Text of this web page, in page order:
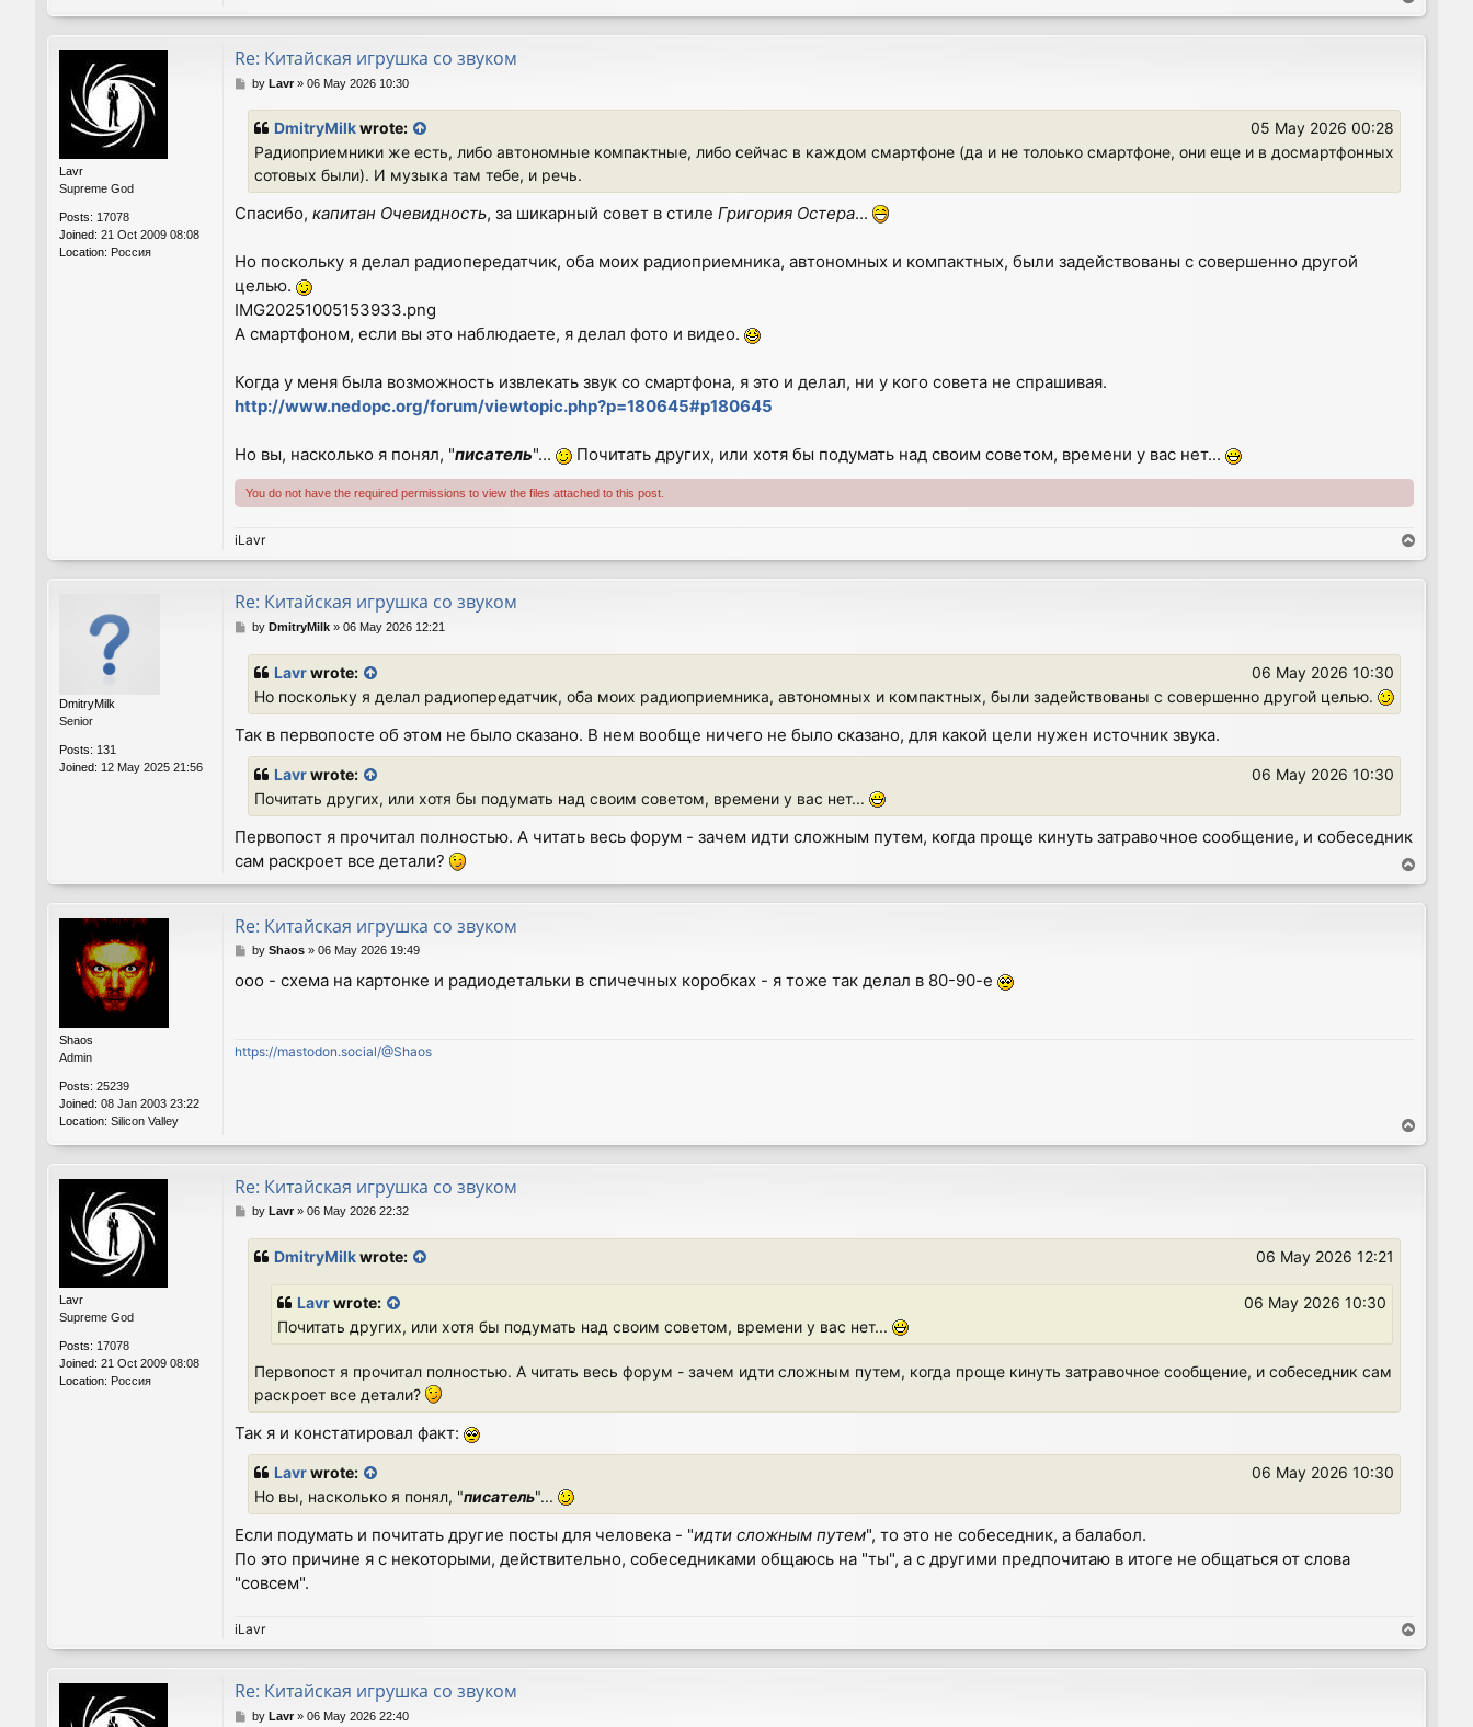
o
p
Lavr
Supreme God
Posts: 17078
Joined: 21 Oct 2009 08:08
Location: Россия
Re: Китайская игрушка со звуком
Pby Lavr» 06 May 2026 10:30
DmitryMilkwrote:
05 May 2026 00:28
Радиоприемники же есть, либо автономные компактные, либо сейчас в каждом смартфоне (да и не толоько смартфоне, они еще и в досмартфонных
сотовых были). И музыка там тебе, и речь.
Спасибо, капитан Очевидность, за шикарный совет в стиле Григория Остера...
Но поскольку я делал радиопередатчик, оба моих радиоприемника, автономных и компактных, были задействованы с совершенно другой
целью.
IMG20251005153933.png
А смартфоном, если вы это наблюдаете, я делал фото и видео.
Когда у меня была возможность извлекать звук со смартфона, я это и делал, ни у кого совета не спрашивая.
http://www.nedopc.org/forum/viewtopic.php?p=180645#p180645
Но вы, насколько я понял, "писатель"... Почитать других, или хотя бы подумать над своим советом, времени у вас нет...
You do not have the required permissions to view the files attached to this post.
iLavr
o
p
DmitryMilk
Senior
Posts: 131
Joined: 12 May 2025 21:56
Re: Китайская игрушка со звуком
Pby DmitryMilk» 06 May 2026 12:21
Lavrwrote:
06 May 2026 10:30
Но поскольку я делал радиопередатчик, оба моих радиоприемника, автономных и компактных, были задействованы с совершенно другой целью.
Так в первопосте об этом не было сказано. В нем вообще ничего не было сказано, для какой цели нужен источник звука.
Lavrwrote:
06 May 2026 10:30
Почитать других, или хотя бы подумать над своим советом, времени у вас нет...
Первопост я прочитал полностью. А читать весь форум - зачем идти сложным путем, когда проще кинуть затравочное сообщение, и собеседник
сам раскроет все детали?
o
p
Shaos
Admin
Posts: 25239
Joined: 08 Jan 2003 23:22
Location: Silicon Valley
Re: Китайская игрушка со звуком
P
s
by Shaos» 06 May 2026 19:49
ооо - схема на картонке и радиодетальки в спичечных коробках - я тоже так делал в 80-90-е
https://mastodon.social/@Shaos
o
p
Lavr
Supreme God
Posts: 17078
Joined: 21 Oct 2009 08:08
Location: Россия
Re: Китайская игрушка со звуком
Pby Lavr» 06 May 2026 22:32
DmitryMilkwrote: 06 May 2026 12:21
Lavrwrote:
06 May 2026 10:30
Почитать других, или хотя бы подумать над своим советом, времени у вас нет...
Первопост я прочитал полностью. А читать весь форум - зачем идти сложным путем, когда проще кинуть затравочное сообщение, и собеседник сам
раскроет все детали?
Так я и констатировал факт:
Lavrwrote:
06 May 2026 10:30
Но вы, насколько я понял, "писатель"...
Если подумать и почитать другие посты для человека - "идти сложным путем", то это не собеседник, а балабол.
По это причине я с некоторыми, действительно, собеседниками общаюсь на "ты", а с другими предпочитаю в итоге не общаться от слова
"совсем".
iLavr
o
p
Re: Китайская игрушка со звуком
Pby Lavr» 06 May 2026 22:40